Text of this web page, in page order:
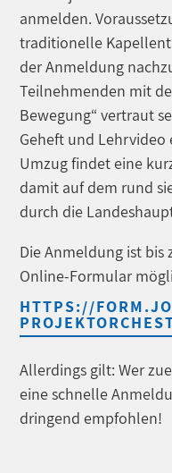
anmelden.
traditionelle
der Anmeldung
Teilnehmenden mit
Bewegung“ vertraut
Geheft und
Umzug findet eine
damit auf dem rund
durch die
Die Anmeldung ist bis
Online-Formular
HTTPS://
Allerdings gilt: Wer
eine schnelle
dringend empfohlen!